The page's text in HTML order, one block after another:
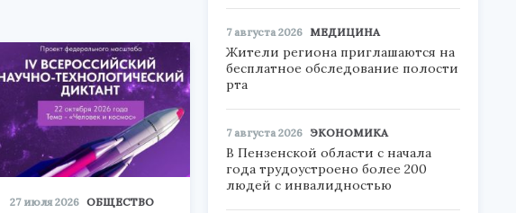
27 июля 2026 ОБЩЕСТВО
7 августа 2026 МЕДИЦИНА
Жители региона приглашаются на
бесплатное обследование полости
рта
7 августа 2026 ЭКОНОМИКА
В Пензенской области с начала
года трудоустроено более 200
людей с инвалидностью